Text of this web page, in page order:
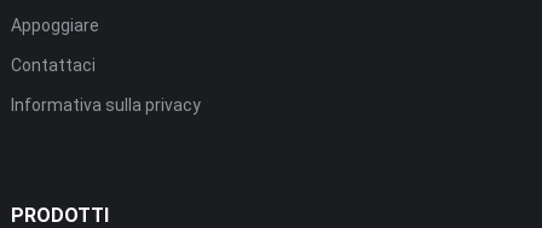
Appoggiare
Contattaci
Informativa sulla privacy
PRODOTTI